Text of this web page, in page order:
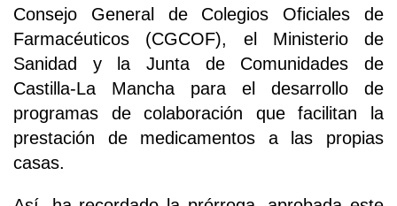
Consejo General de Colegios Oficiales de
Farmacéuticos (CGCOF), el Ministerio de
Sanidad y la Junta de Comunidades de
Castilla-La Mancha para el desarrollo de
programas de colaboración que facilitan la
prestación de medicamentos a las propias
casas.